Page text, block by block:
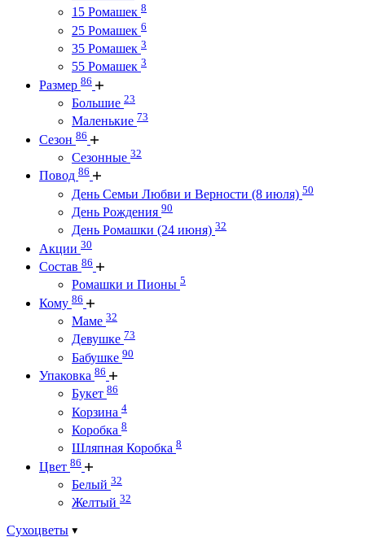
15 Ромашек 8
25 Ромашек 6
35 Ромашек 3
55 Ромашек 3
Размер 86
Большие 23
Маленькие 73
Сезон 86
Сезонные 32
Повод 86
День Семьи Любви и Верности (8 июля) 50
День Рождения 90
День Ромашки (24 июня) 32
Акции 30
Состав 86
Ромашки и Пионы 5
Кому 86
Маме 32
Девушке 73
Бабушке 90
Упаковка 86
Букет 86
Корзина 4
Коробка 8
Шляпная Коробка 8
Цвет 86
Белый 32
Желтый 32
Сухоцветы